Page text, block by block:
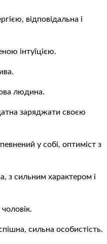
відповідальна і
інтуїцією.
людина.
заряджати своєю
у собі, оптиміст з
з сильним характером і
сильна особистість.